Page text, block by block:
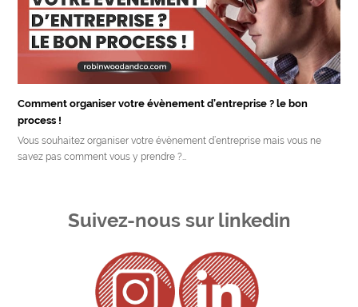
Comment organiser votre évènement d’entreprise ? le bon
process !
Vous souhaitez organiser votre évènement d’entreprise mais vous ne
savez pas comment vous y prendre ?…
Suivez-nous sur linkedin